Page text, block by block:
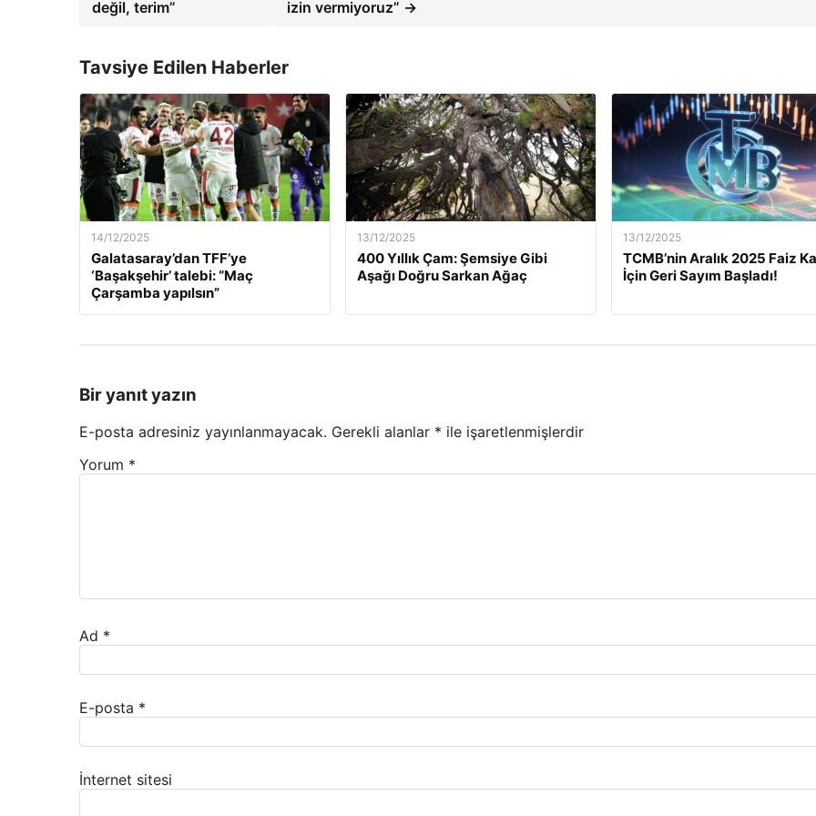
değil, terim” izin vermiyoruz” →
Tavsiye Edilen Haberler
14/12/2025
Galatasaray’dan TFF’ye
‘Başakşehir’ talebi: “Maç
Çarşamba yapılsın”
13/12/2025
400 Yıllık Çam: Şemsiye Gibi
Aşağı Doğru Sarkan Ağaç
13/12/2025
TCMB’nin Aralık 2025 Faiz
İçin Geri Sayım Başladı!
Bir yanıt yazın
E-posta adresiniz yayınlanmayacak. Gerekli alanlar * ile işaretlenmişlerdir
Yorum *
Ad *
E-posta *
İnternet sitesi